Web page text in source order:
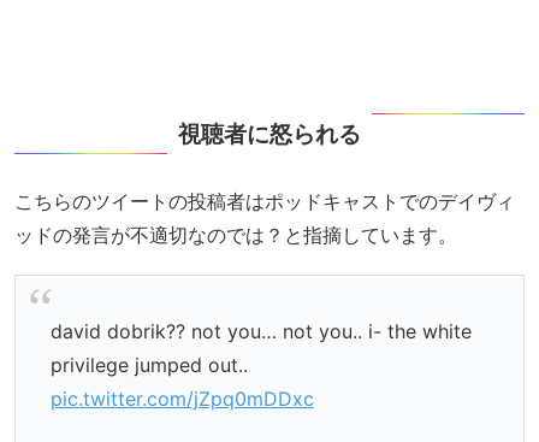
視聴者に怒られる
こちらのツイートの投稿者はポッドキャストでのデイヴィ
ッドの発言が不適切なのでは？と指摘しています。
david dobrik?? not you… not you.. i- the white
privilege jumped out..
pic.twitter.com/jZpq0mDDxc